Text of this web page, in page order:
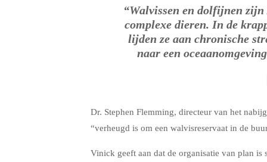
“Walvissen en dolfijnen
complexe dieren. In de
lijden ze aan chronische
naar een
Dr. Stephen Flemming, directeur van het
“verheugd is om een walvisreservaat in de
Vinick geeft aan dat de organisatie van plan is